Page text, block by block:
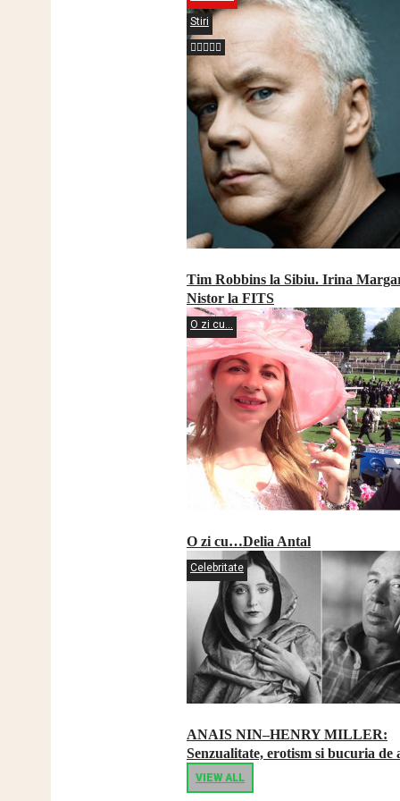
Stiri
Tim Robbins la Sibiu. Irina
Nistor la FITS
O zi cu...
O zi cu…Delia Antal
Celebritate
ANAIS NIN–HENRY MILLER:
Senzualitate, erotism si bucuria de
VIEW ALL